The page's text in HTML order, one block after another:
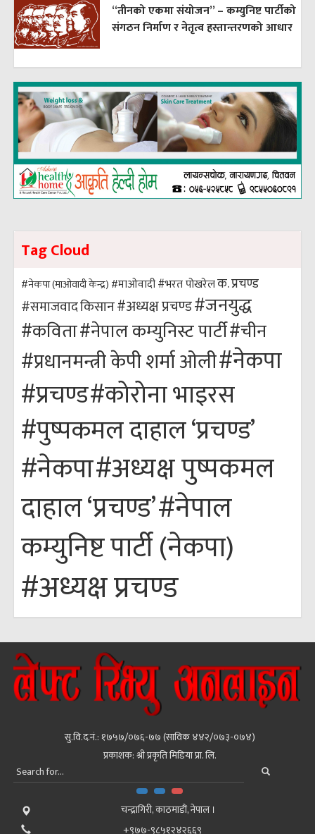
“तीनको एकमा संयोजन” – कम्युनिष्ट पार्टीको
संगठन निर्माण र नेतृत्व हस्तान्तरणको आधार
Tag Cloud
#नेकपा (माओवादी केन्द्र) #माओवादी#भरत पोखरेलक. प्रचण्ड
#समाजवादकिसान#अध्यक्ष प्रचण्ड#जनयुद्ध
#कविता#नेपाल कम्युनिस्ट पार्टी#चीन
#प्रधानमन्त्री केपी शर्मा ओली#नेकपा
#प्रचण्ड#कोरोना भाइरस
#पुष्पकमल दाहाल ‘प्रचण्ड’
#नेकपा#अध्यक्ष पुष्पकमल
दाहाल ‘प्रचण्ड’#नेपाल
कम्युनिष्ट पार्टी (नेकपा)
#अध्यक्ष प्रचण्ड
सु.वि.द.नं.: १७५७/०७६-७७ (साविक ४४२/०७३-०७४)
प्रकाशक: श्री प्रकृति मिडिया प्रा. लि.
चन्द्रागिरी, काठमाडाैं, नेपाल ।
+९७७-९८५१२४२६६९